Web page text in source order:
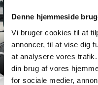
Denne hjemmeside
Vi bruger cookies til at
annoncer, til at vise dig
at analysere vores
din brug af vores
for sociale medier,